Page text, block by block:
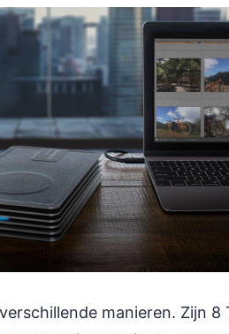
manieren. Zijn 8